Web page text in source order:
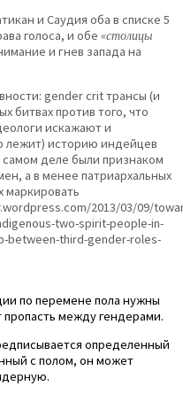
и Саудия оба в списке 5
голоса, и обе «столицы
и гнев запада на
gender crit трансы (и
битвах против того, что
искажают и
лежит) историю индейцев
самом деле были признаком
а в менее патриархальных
маркировать
2013/03/09/
two-spirit-people-in-
between-third-gender-roles-
по перемене пола нужны
пропасть между гендерами.
определенный
с полом, он может